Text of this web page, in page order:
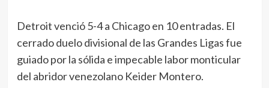
Detroit venció 5-4 a Chicago en 10 entradas. El
cerrado duelo divisional de las Grandes Ligas fue
guiado por la sólida e impecable labor monticular
del abridor venezolano Keider Montero.